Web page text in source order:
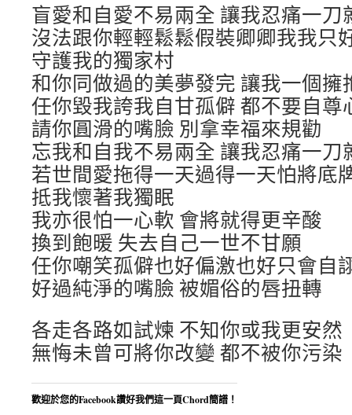
盲愛和自愛不易兩全 讓我忍痛一刀
沒法跟你輕輕鬆鬆假裝卿卿我我只
守護我的獨家村
和你同做過的美夢發完 讓我一個擁
任你毀我誇我自甘孤僻 都不要自尊
請你圓滑的嘴臉 別拿幸福來規勸
忘我和自我不易兩全 讓我忍痛一刀
若世間愛拖得一天過得一天怕將底
抵我懷著我獨眠
我亦很怕一心軟 會將就得更辛酸
換到飽暖 失去自己一世不甘願
任你嘲笑孤僻也好偏激也好只會自
好過純淨的嘴臉 被媚俗的唇扭轉
各走各路如試煉 不知你或我更安然
無悔未曾可將你改變 都不被你污染
歡迎於您的Facebook讚好我們這一頁Chord簡譜！